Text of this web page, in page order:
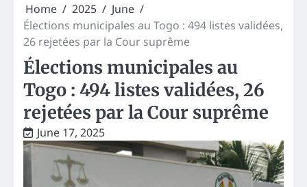
Home 2025
June
Élections municipales au Togo : 494 listes validées,
26 rejetées par la Cour suprême
Élections municipales au
Togo : 494 listes validées, 26
rejetées par la Cour suprême
June 17, 2025